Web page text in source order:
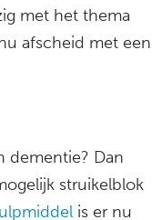
met het thema
afscheid met een
dementie? Dan
struikelblok
is er nu